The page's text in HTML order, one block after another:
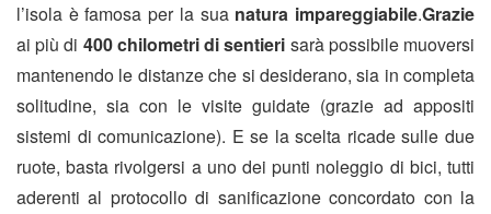
l’isola è famosa per la sua natura impareggiabile.Grazie
ai più di 400 chilometri di sentieri sarà possibile muoversi
mantenendo le distanze che si desiderano, sia in completa
solitudine, sia con le visite guidate (grazie ad appositi
sistemi di comunicazione). E se la scelta ricade sulle due
ruote, basta rivolgersi a uno dei punti noleggio di bici, tutti
aderenti al protocollo di sanificazione concordato con la